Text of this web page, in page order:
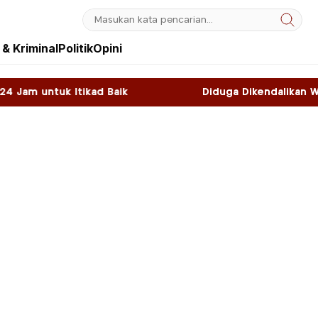
KriminalPolitikOpini
Diduga Dikendalikan WNA, Sky Game di